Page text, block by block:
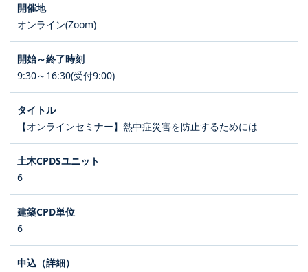
オンライン(Zoom)
9:30～16:30(受付9:00)
【オンラインセミナー】熱中症災害を防止するためには
6
6